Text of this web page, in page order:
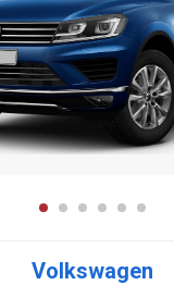
Volkswagen